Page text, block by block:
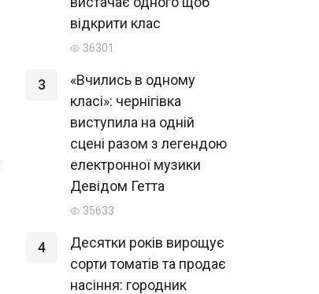
відкрити клас
36301
3
«Вчились в одному
класі»: чернігівка
виступила на одній
сцені разом з легендою
електронної музики
Девідом Гетта
35633
4
Десятки років вирощує
сорти томатів та продає
насіння: городник